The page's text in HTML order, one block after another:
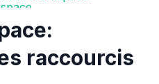
raccourcis